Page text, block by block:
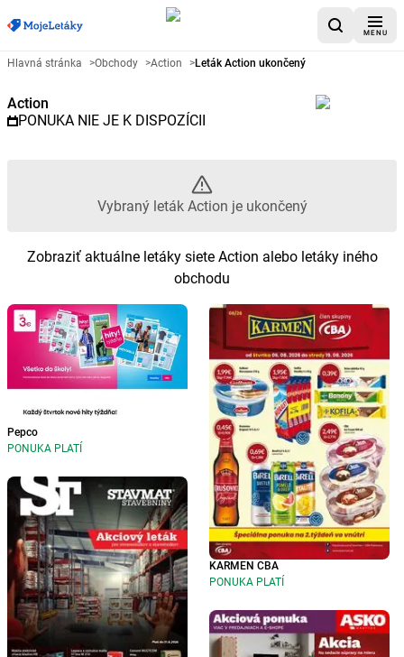
MENU
Reklamný leták Action -
Hlavná stránka >Obchody >Action >Leták Action ukončený
Action
PONUKA NIE JE K DISPOZÍCII
Vybraný leták Action je ukončený
Zobraziť aktuálne letáky siete Action alebo letáky iného
obchodu
Pepco
PONUKA PLATÍ
KARMEN CBA
PONUKA PLATÍ